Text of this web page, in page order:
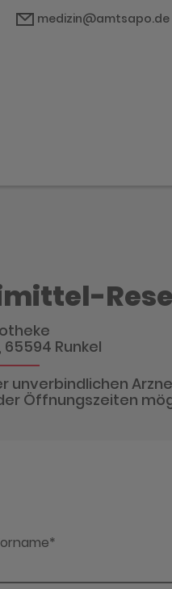
medizin@amtsapo.de
Runkel
unverbindlichen
Öffnungszeiten